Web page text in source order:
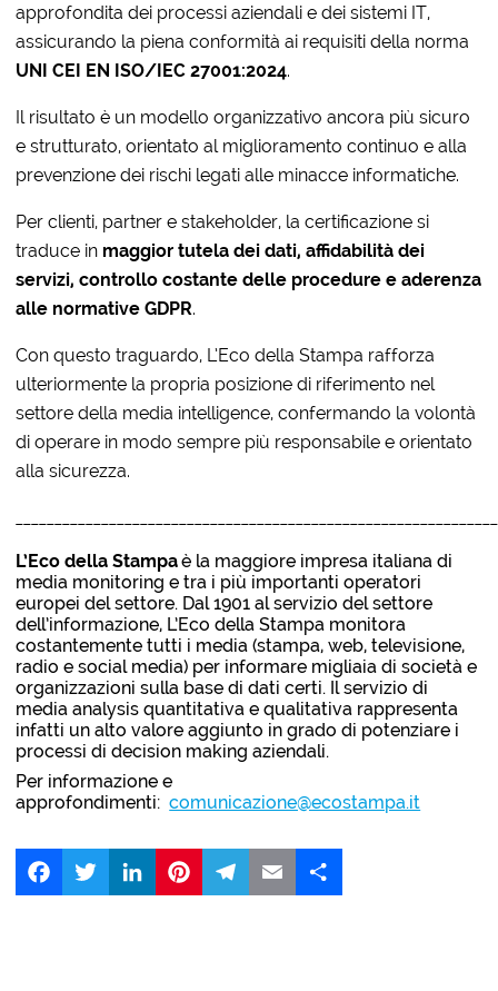
approfondita dei processi aziendali e dei sistemi IT,
assicurando la piena conformità ai requisiti della norma
UNI CEI EN ISO/IEC 27001:2024.
Il risultato è un modello organizzativo ancora più sicuro
e strutturato, orientato al miglioramento continuo e alla
prevenzione dei rischi legati alle minacce informatiche.
Per clienti, partner e stakeholder, la certificazione si
traduce in maggior tutela dei dati, affidabilità dei
servizi, controllo costante delle procedure e aderenza
alle normative GDPR.
Con questo traguardo, L’Eco della Stampa rafforza
ulteriormente la propria posizione di riferimento nel
settore della media intelligence, confermando la volontà
di operare in modo sempre più responsabile e orientato
alla sicurezza.
L’Eco della Stampaè la maggiore impresa italiana di
media monitoring e tra i più importanti operatori
europei del settore. Dal 1901 al servizio del settore
dell’informazione, L’Eco della Stampa monitora
costantemente tutti i media (stampa, web, televisione,
radio e social media) per informare migliaia di società e
organizzazioni sulla base di dati certi. Il servizio di
media analysis quantitativa e qualitativa rappresenta
infatti un alto valore aggiunto in grado di potenziare i
processi di decision making aziendali.
Per informazione e
approfondimenti: comunicazione@ecostampa.it
FacebookTwitter LinkedIn